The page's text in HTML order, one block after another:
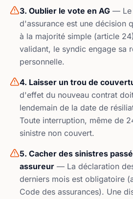
3. Oublier le vote en AG — Le
d'assurance est une décision
à la majorité simple (article
validant, le syndic engage sa
personnelle.
4. Laisser un trou de
d'effet du nouveau contrat
lendemain de la date de
Toute interruption, même de
sinistre non couvert.
5. Cacher des sinistres
assureur — La déclaration
derniers mois est obligatoire
Code des assurances). Une